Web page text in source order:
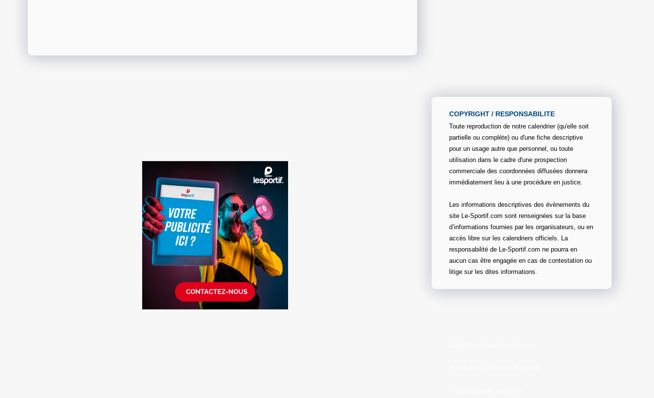
COPYRIGHT / RESPONSABILITE
Toute reproduction de notre calendrier (qu'elle soit
partielle ou complète) ou d'une fiche descriptive
pour un usage autre que personnel, ou toute
utilisation dans le cadre d'une prospection
commerciale des coordonnées diffusées donnera
immédiatement lieu à une procédure en justice.
Les informations descriptives des évènements du
site Le-Sportif.com sont renseignées sur la base
d’informations fournies par les organisateurs, ou en
accès libre sur les calendriers officiels. La
responsabilité de Le-Sportif.com ne pourra en
aucun cas être engagée en cas de contestation ou
litige sur les dites informations.